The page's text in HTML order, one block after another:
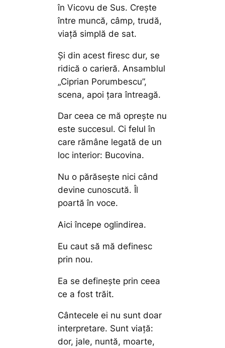
în Vicovu de Sus. Crește
între muncă, câmp, trudă,
viață simplă de sat.
Și din acest firesc dur, se
ridică o carieră. Ansamblul
„Ciprian Porumbescu”,
scena, apoi țara întreagă.
Dar ceea ce mă oprește nu
este succesul. Ci felul în
care rămâne legată de un
loc interior: Bucovina.
Nu o părăsește nici când
devine cunoscută. Îl
poartă în voce.
Aici începe oglindirea.
Eu caut să mă definesc
prin nou.
Ea se definește prin ceea
ce a fost trăit.
Cântecele ei nu sunt doar
interpretare. Sunt viață:
dor, jale, nuntă, moarte,